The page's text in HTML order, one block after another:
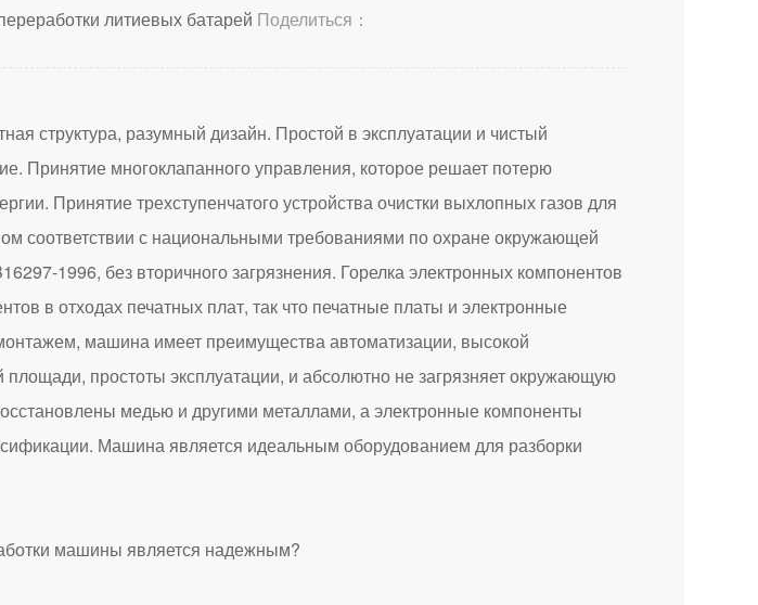
литиевых батарей Поделиться：
структура, разумный дизайн. Простой в эксплуатации и чистый
Принятие многоклапанного управления, которое решает потерю
Принятие трехступенчатого устройства очистки выхлопных газов для
соответствии с национальными требованиями по охране окружающей
1996, без вторичного загрязнения. Горелка электронных компонентов
в отходах печатных плат, так что печатные платы и электронные
машина имеет преимущества автоматизации, высокой
простоты эксплуатации, и абсолютно не загрязняет окружающую
медью и другими металлами, а электронные компоненты
Машина является идеальным оборудованием для разборки